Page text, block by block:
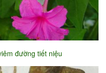
đường tiết niệu